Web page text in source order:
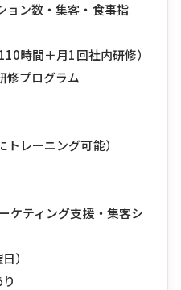
ョン数・集客・食事指
時間＋月1回社内研修）
修プログラム
レーニング可能）
ケティング支援・集客シ
）